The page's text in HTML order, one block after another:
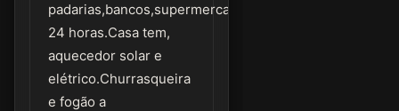
padarias,bancos,supermercado,farmácias
24 horas.Casa tem,
aquecedor solar e
elétrico.Churrasqueira
e fogão a